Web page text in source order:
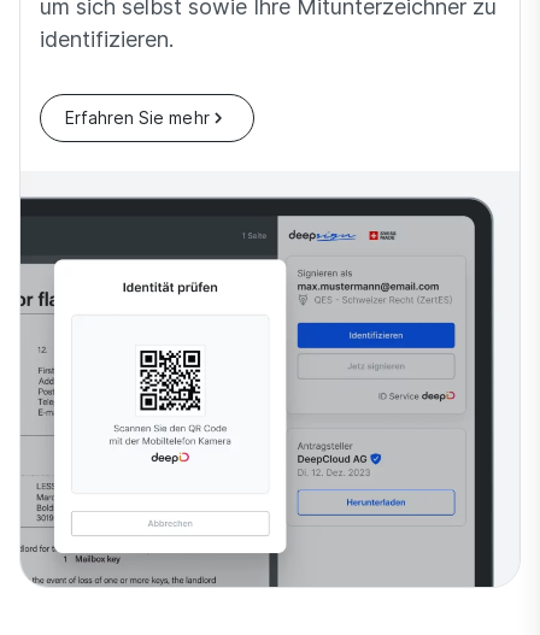
um sich selbst sowie Ihre Mitunterzeichner zu
identifizieren.
Erfahren Sie mehr